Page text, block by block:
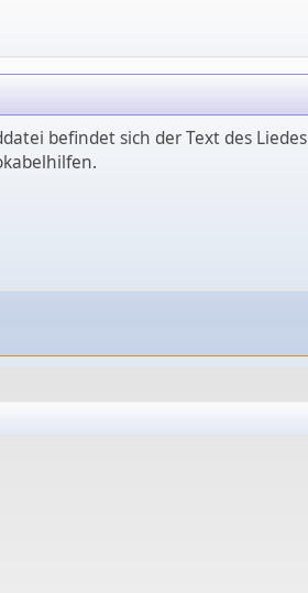
befindet sich der Text des Liedes